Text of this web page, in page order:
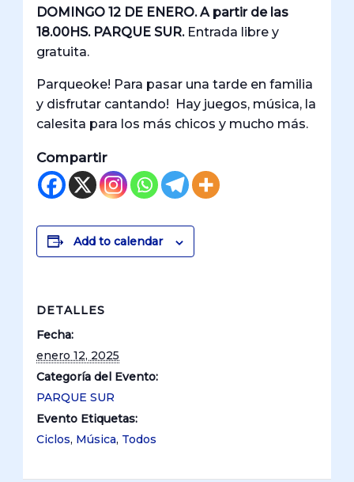
DOMINGO 12 DE ENERO. A partir de las
18.00HS. PARQUE SUR. Entrada libre y
gratuita.
Parqueoke! Para pasar una tarde en familia
y disfrutar cantando! Hay juegos, música, la
calesita para los más chicos y mucho más.
Compartir
Add to calendar
DETALLES
Fecha:
enero 12, 2025
Categoría del Evento:
PARQUE SUR
Evento Etiquetas:
Ciclos, Música, Todos